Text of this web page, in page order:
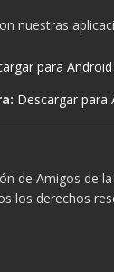
nuestras
para Android
Descargar para
de Amigos de
los derechos